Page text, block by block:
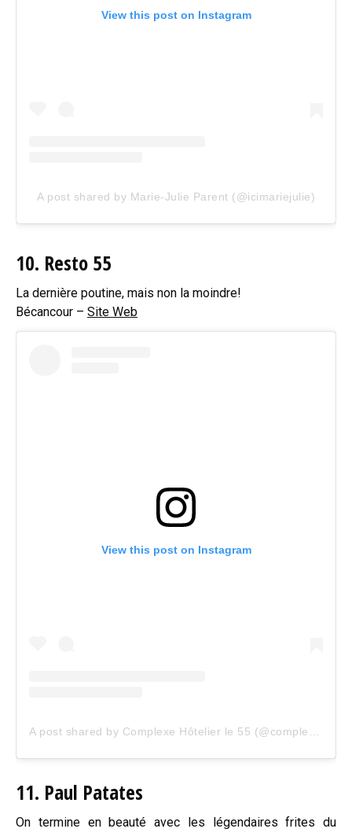
View this post on Instagram
A post shared by Marie-Julie Parent (@icimariejulie)
10. Resto 55
La dernière poutine, mais non la moindre!
Bécancour – Site Web
View this post on Instagram
A post shared by Complexe Hôtelier le 55 (@complexehotelierle55)
11. Paul Patates
On termine en beauté avec les légendaires frites du